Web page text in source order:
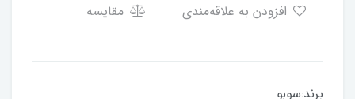
مقایسه
برند:سوبو